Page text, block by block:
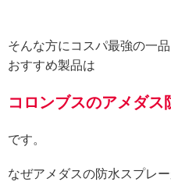
そんな方にコスパ最強の一
おすすめ製品は
コロンブスのアメダス
です。
なぜアメダスの防水スプレー